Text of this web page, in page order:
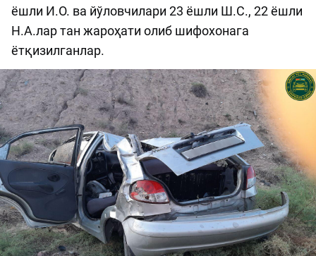
ёшли И.О. ва йўловчилари 23 ёшли Ш.С., 22 ёшли
Н.А.лар тан жароҳати олиб шифохонага
ётқизилганлар.